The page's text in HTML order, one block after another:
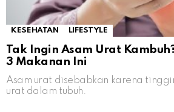
KESEHATAN LIFESTYLE
Tak Ingin Asam Urat
3 Makanan Ini
Asam urat disebabkan karena
urat dalam tubuh.